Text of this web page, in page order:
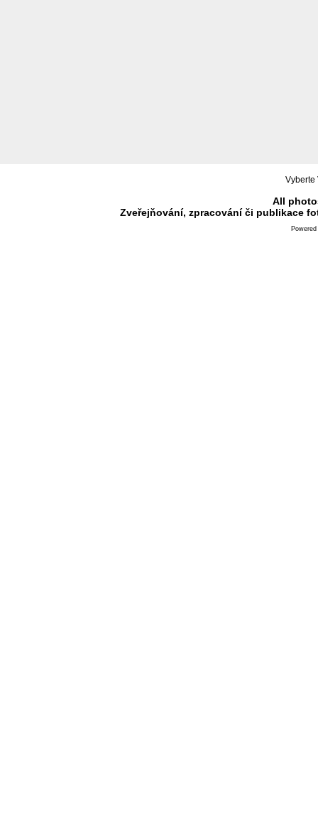
Vyberte
All
Zveřejňování, zpracování či publikace